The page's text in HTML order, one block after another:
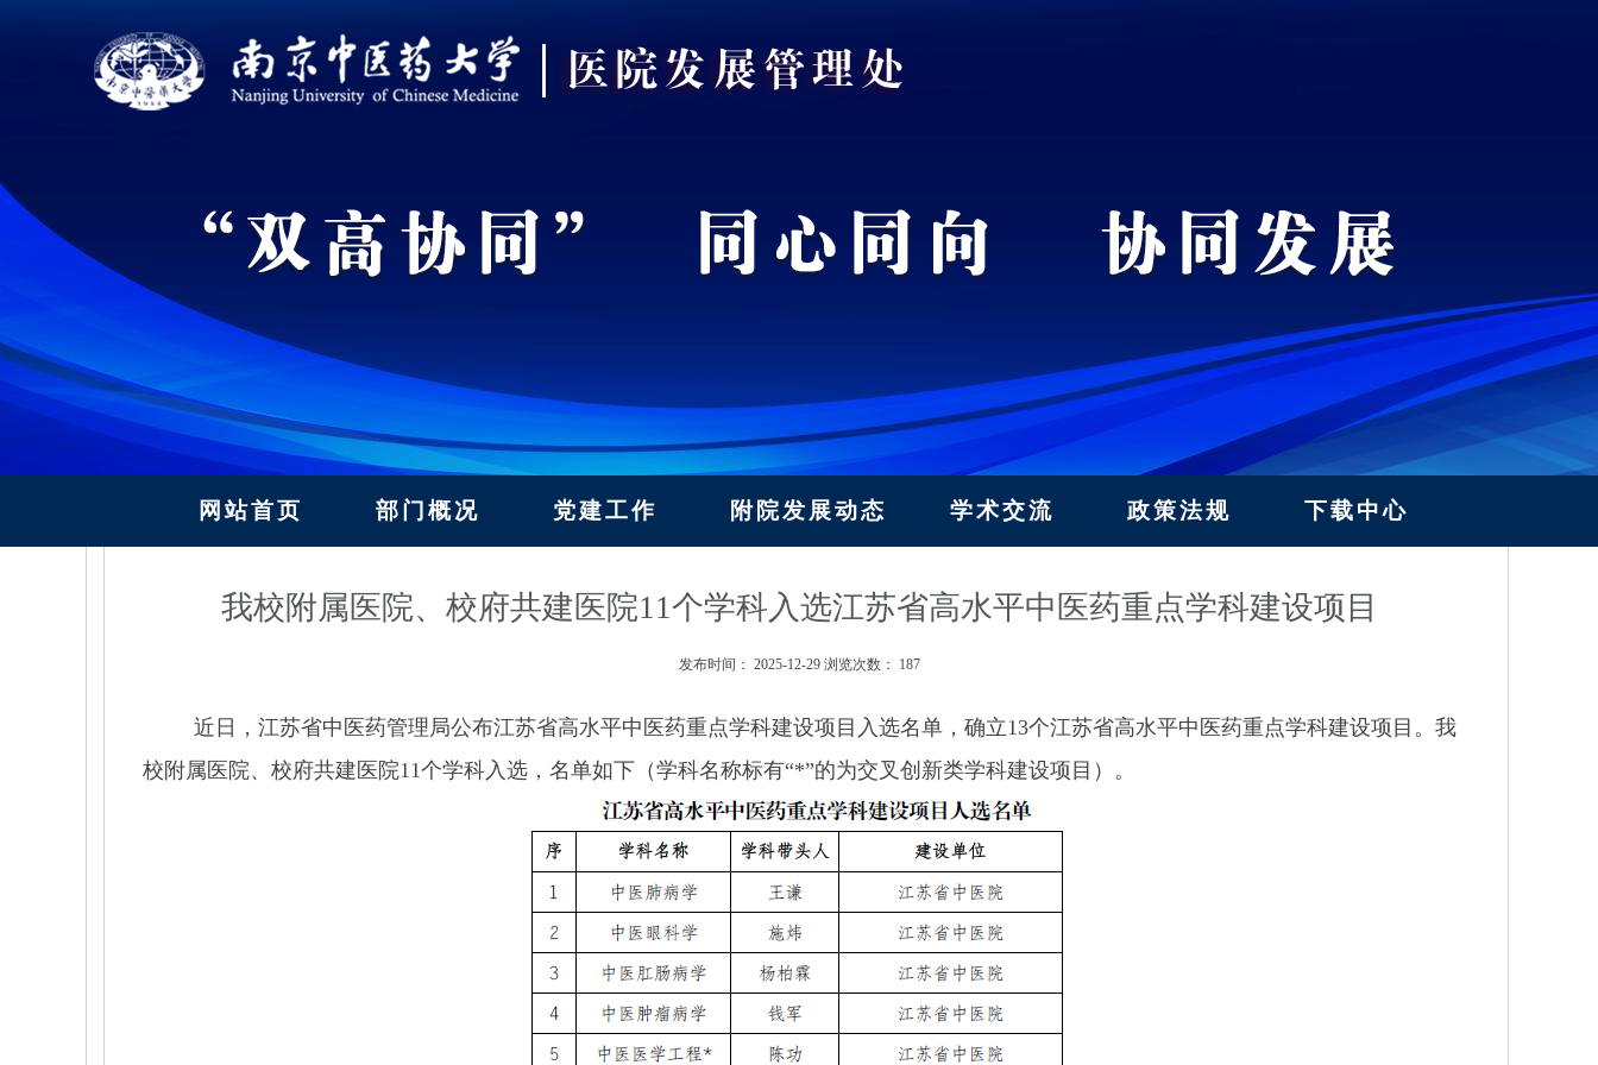
网站首页 部门概况 党建工作 附院发展动态 学术交流 政策法规 下载中心
我校附属医院、校府共建医院11个学科入选江苏省高水平中医药重点学科建设项目
发布时间： 2025-12-29 浏览次数： 187
近日，江苏省中医药管理局公布江苏省高水平中医药重点学科建设项目入选名单，确立13个江苏省高水平中医药重点学科建设项目。我
校附属医院、校府共建医院11个学科入选，名单如下（学科名称标有“*”的为交叉创新类学科建设项目）。